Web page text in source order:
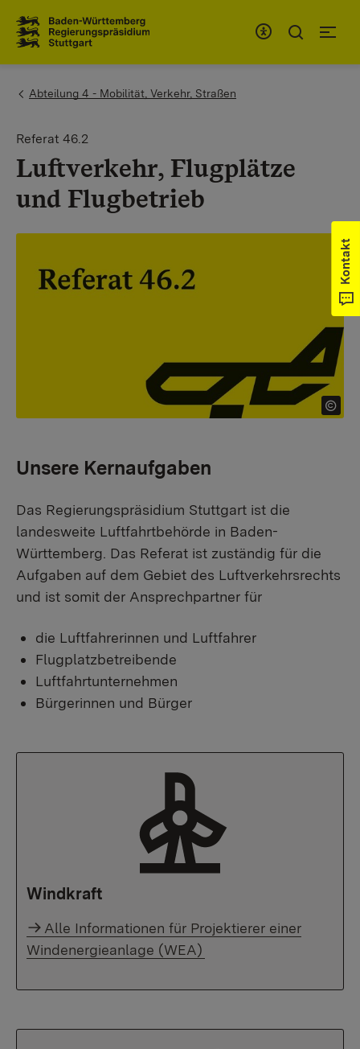
You are here:
Abteilung 4 - Mobilität, Verkehr, Straßen
Referat 46.2
Luftverkehr, Flugplätze
und Flugbetrieb
Unsere Kernaufgaben
Das Regierungspräsidium Stuttgart ist die
landesweite Luftfahrtbehörde in Baden-
Württemberg. Das Referat ist zuständig für die
Aufgaben auf dem Gebiet des Luftverkehrsrechts
und ist somit der Ansprechpartner für
die Luftfahrerinnen und Luftfahrer
Flugplatzbetreibende
Luftfahrtunternehmen
Bürgerinnen und Bürger
Windkraft
Alle Informationen für Projektierer einer
Windenergieanlage (WEA)
Kontakt